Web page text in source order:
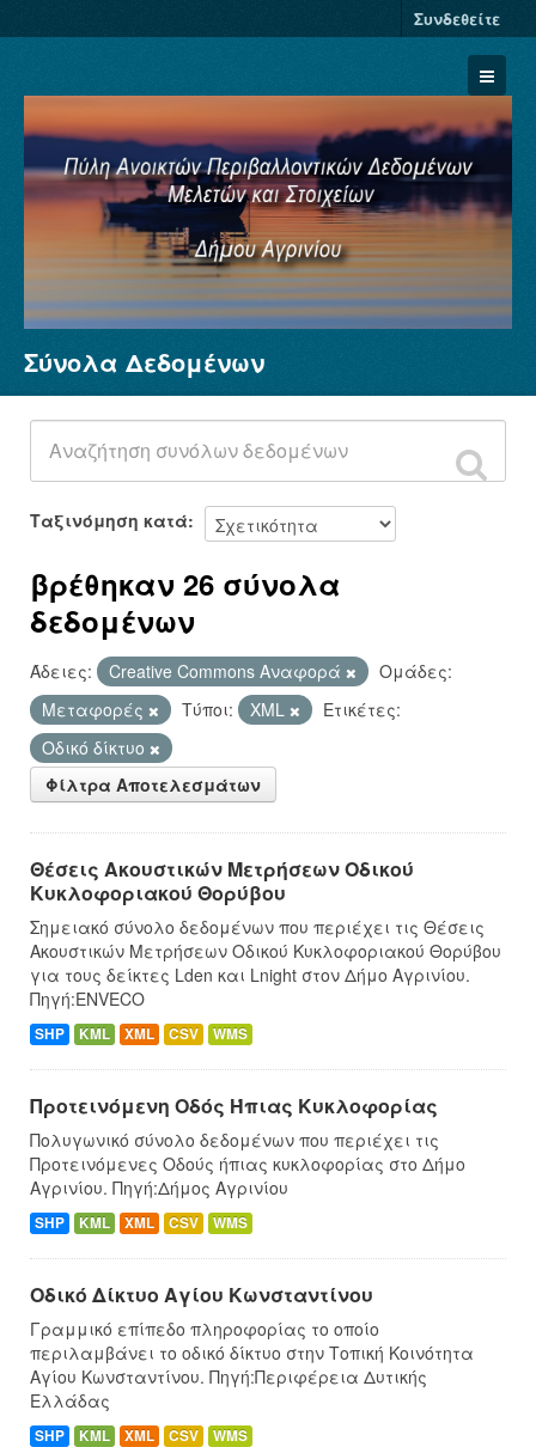
Συνδεθείτε
Σύνολα Δεδομένων
Φορείς
Ομάδες
Σχετικά
Σύνολα Δεδομένων
Ταξινόμηση κατά
βρέθηκαν 26 σύνολα
δεδομένων
Άδειες: Creative Commons Αναφορά
Ομάδες:
Μεταφορές
Τύποι: XML
Ετικέτες:
Οδικό δίκτυο
Φίλτρα Αποτελεσμάτων
Θέσεις Ακουστικών Μετρήσεων Οδικού
Κυκλοφοριακού Θορύβου
Σημειακό σύνολο δεδομένων που περιέχει τις Θέσεις
Ακουστικών Μετρήσεων Οδικού Κυκλοφοριακού Θορύβου
για τους δείκτες Lden και Lnight στον Δήμο Αγρινίου.
Πηγή:ENVECO
SHP KML XML CSV WMS
Προτεινόμενη Οδός Ήπιας Κυκλοφορίας
Πολυγωνικό σύνολο δεδομένων που περιέχει τις
Προτεινόμενες Οδούς ήπιας κυκλοφορίας στο Δήμο
Αγρινίου. Πηγή:Δήμος Αγρινίου
SHP KML XML CSV WMS
Οδικό Δίκτυο Αγίου Κωνσταντίνου
Γραμμικό επίπεδο πληροφορίας το οποίο
περιλαμβάνει το οδικό δίκτυο στην Τοπική Κοινότητα
Αγίου Κωνσταντίνου. Πηγή:Περιφέρεια Δυτικής
Ελλάδας
SHP KML XML CSV WMS